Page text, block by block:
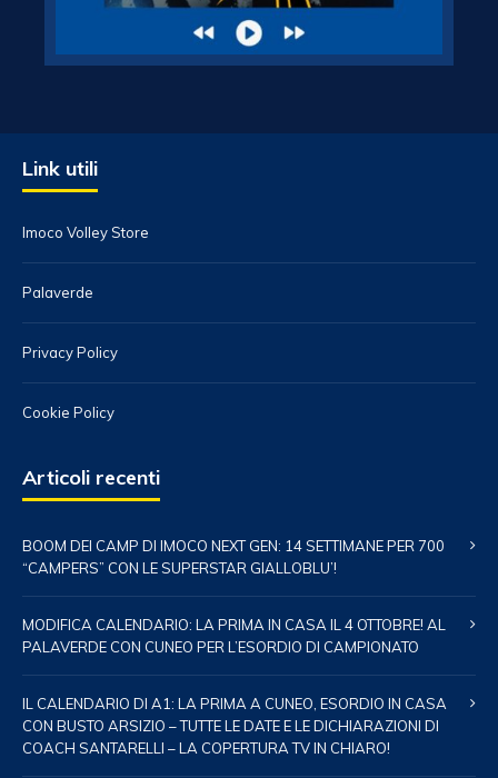
Link utili
Imoco Volley Store
Palaverde
Privacy Policy
Cookie Policy
Articoli recenti
BOOM DEI CAMP DI IMOCO NEXT GEN: 14 SETTIMANE PER 700
“CAMPERS” CON LE SUPERSTAR GIALLOBLU’!
MODIFICA CALENDARIO: LA PRIMA IN CASA IL 4 OTTOBRE! AL
PALAVERDE CON CUNEO PER L’ESORDIO DI CAMPIONATO
IL CALENDARIO DI A1: LA PRIMA A CUNEO, ESORDIO IN CASA
CON BUSTO ARSIZIO – TUTTE LE DATE E LE DICHIARAZIONI DI
COACH SANTARELLI – LA COPERTURA TV IN CHIARO!